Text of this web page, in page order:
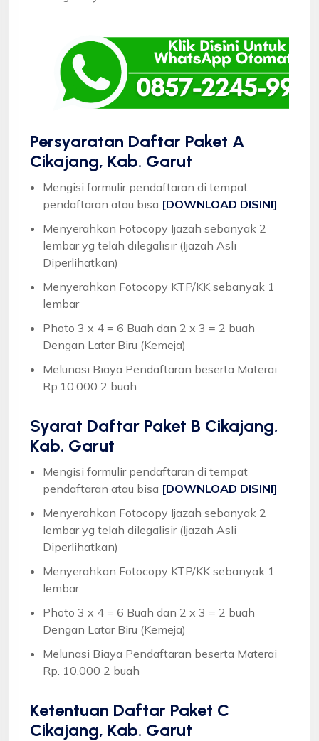
Persyaratan Daftar Paket A
Cikajang, Kab. Garut
Mengisi formulir pendaftaran di tempat
pendaftaran atau bisa [DOWNLOAD DISINI]
Menyerahkan Fotocopy Ijazah sebanyak 2
lembar yg telah dilegalisir (Ijazah Asli
Diperlihatkan)
Menyerahkan Fotocopy KTP/KK sebanyak 1
lembar
Photo 3 x 4 = 6 Buah dan 2 x 3 = 2 buah
Dengan Latar Biru (Kemeja)
Melunasi Biaya Pendaftaran beserta Materai
Rp.10.000 2 buah
Syarat Daftar Paket B Cikajang,
Kab. Garut
Mengisi formulir pendaftaran di tempat
pendaftaran atau bisa [DOWNLOAD DISINI]
Menyerahkan Fotocopy Ijazah sebanyak 2
lembar yg telah dilegalisir (Ijazah Asli
Diperlihatkan)
Menyerahkan Fotocopy KTP/KK sebanyak 1
lembar
Photo 3 x 4 = 6 Buah dan 2 x 3 = 2 buah
Dengan Latar Biru (Kemeja)
Melunasi Biaya Pendaftaran beserta Materai
Rp. 10.000 2 buah
Ketentuan Daftar Paket C
Cikajang, Kab. Garut